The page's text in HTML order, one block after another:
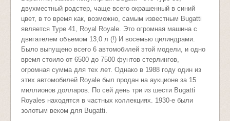
двухместный родстер, чаще всего окрашенный в синий
цвет, в то время как, возможно, самым известным Bugatti
является Type 41, Royal Royale. Это огромная машина с
двигателем объемом 13,0 л (!) И восемью цилиндрами.
Было выпущено всего 6 автомобилей этой модели, и одно
время стоило от 6500 до 7500 фунтов стерлингов,
огромная сумма для тех лет. Однако в 1988 году один из
этих автомобилей Royale был продан на аукционе за 15
миллионов долларов. По сей день три из шести Bugatti
Royales находятся в частных коллекциях. 1930-е были
золотым веком для Bugatti.